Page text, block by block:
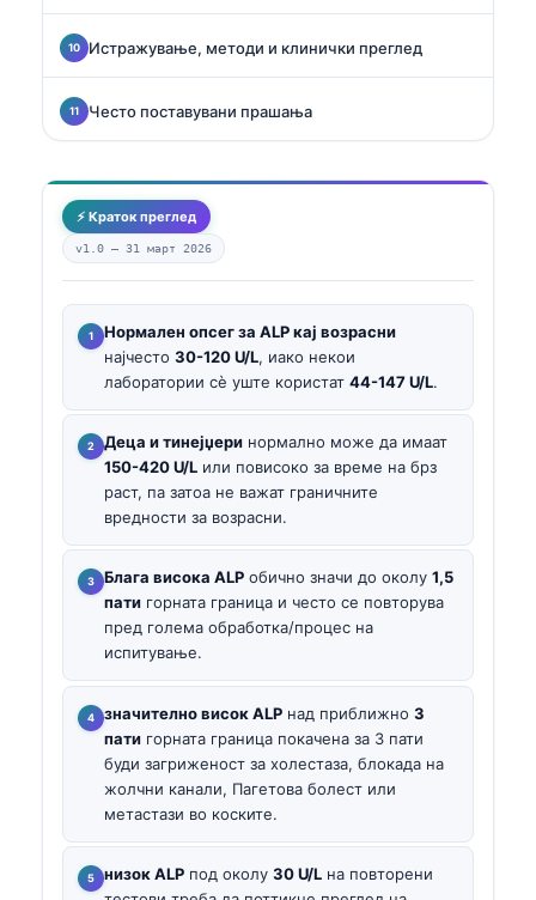
Истражување, методи и клинички преглед
Често поставувани прашања
⚡ Краток преглед
v1.0 — 31 март 2026
Нормален опсег за ALP кај возрасни
најчесто 30-120 U/L, иако некои
лаборатории сè уште користат 44-147 U/L.
Деца и тинејџери нормално може да имаат
150-420 U/L или повисоко за време на брз
раст, па затоа не важат граничните
вредности за возрасни.
Блага висока ALP обично значи до околу 1,5
пати горната граница и често се повторува
пред голема обработка/процес на
испитување.
значително висок ALP над приближно 3
пати горната граница покачена за 3 пати
буди загриженост за холестаза, блокада на
жолчни канали, Пагетова болест или
метастази во коските.
низок ALP под околу 30 U/L на повторени